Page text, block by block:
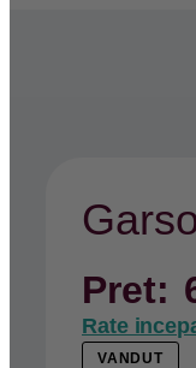
Pret:
Rate
VANDUT